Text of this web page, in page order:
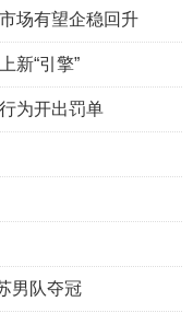
场有望企稳回升
新“引擎”
为开出罚单
男队夺冠